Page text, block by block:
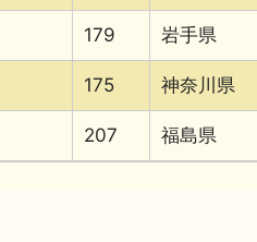
179 岩手県
175 神奈川県
207 福島県